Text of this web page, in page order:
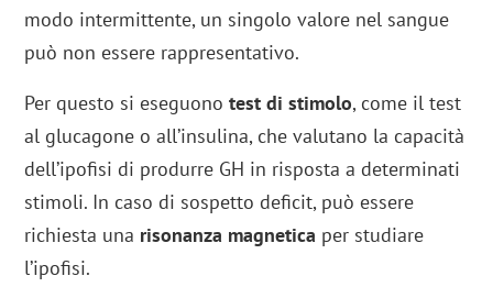
modo intermittente, un singolo valore nel sangue
può non essere rappresentativo.
Per questo si eseguonotest di stimolo, come il test
al glucagone o all’insulina, che valutano la capacità
dell’ipofisi di produrre GH in risposta a determinati
stimoli. In caso di sospetto deficit, può essere
richiesta una risonanza magnetica per studiare
l’ipofisi.